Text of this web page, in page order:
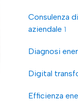
Consulenza
aziendale 1
Diagnosi
Digital
Efficienza